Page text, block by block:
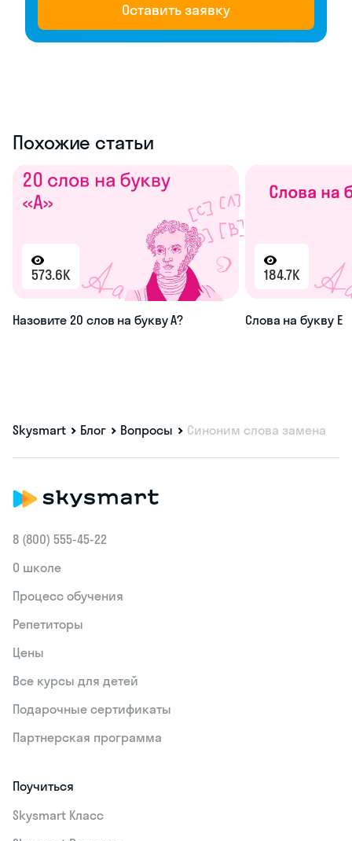
Оставить заявку
Похожие статьи
573.6K
Назовите 20 слов на букву А?
184.7K
Слова на букву Е
Skysmart Блог Вопросы Синоним слова замена
8 (800) 555‑45-22
О школе
Процесс обучения
Репетиторы
Цены
Все курсы для детей
Подарочные сертификаты
Партнерская программа
Поучиться
Skysmart Класс